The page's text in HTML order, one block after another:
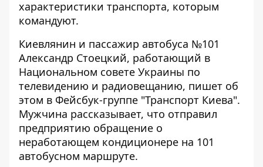
характеристики транспорта, которым
командуют.
Киевлянин и пассажир автобуса №101
Александр Стоецкий, работающий в
Национальном совете Украины по
телевидению и радиовещанию, пишет об
этом в Фейсбук-группе "Транспорт Киева".
Мужчина рассказывает, что отправил
предприятию обращение о
неработающем кондиционере на 101
автобусном маршруте.